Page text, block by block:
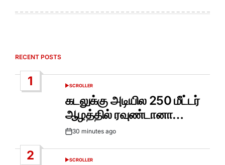
RECENT POSTS
1
POSTED
SCROLLER
கடலுக்கு அடியில 250 மீட்டர்
ஆழத்தில் ரவுண்டானா…
Post30 minutes ago
2
POSTED
SCROLLER